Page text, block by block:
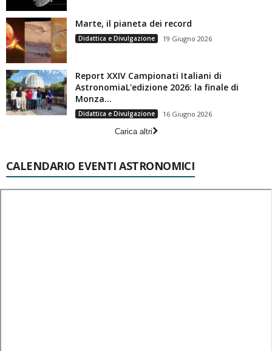
Marte, il pianeta dei record
Didattica e Divulgazione 19 Giugno 2026
Report XXIV Campionati Italiani di
AstronomiaL'edizione 2026: la finale di
Monza...
Didattica e Divulgazione
16 Giugno 2026
Carica altri
CALENDARIO EVENTI ASTRONOMICI